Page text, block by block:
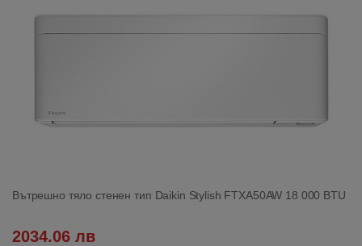
Вътрешно тяло стенен тип Daikin Stylish FTXA50AW 18 000 BTU
2034.06 лв